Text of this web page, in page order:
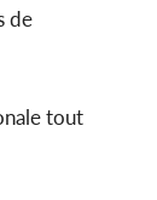
de
tout